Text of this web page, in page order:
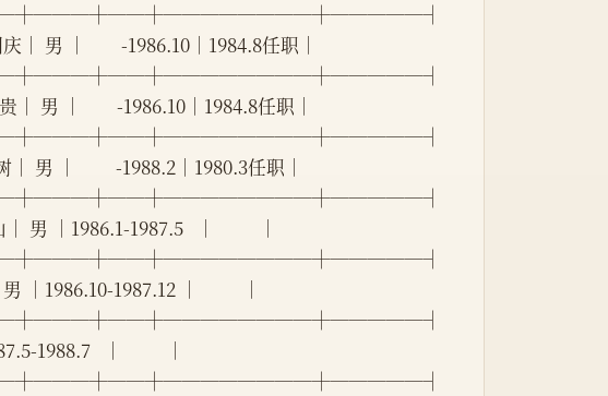
│ 男 │        -1986.10│1984.8任职│
│ 男 │        -1986.10│1984.8任职│
│ 男 │         -1988.2│1980.3任职│
男 │1986.1-1987.5   │          │
│1986.10-1987.12 │          │
1988.7   │          │